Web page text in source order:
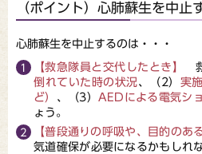
（ポイント）心肺蘇生を中止
心肺蘇生を中止するのは・・・
【救急隊員と交代したとき】
倒れていた時の状況、（2） 実
ど） 、（3）AEDによる電気シ
ょう。
【普段通りの呼吸や、目的のあ
気道確保が必要になるかもしれ